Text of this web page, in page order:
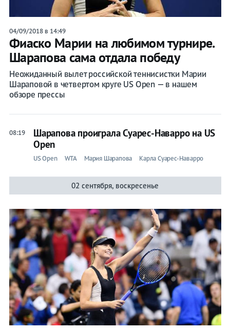
04/09/2018 в 14:49
Фиаско Марии на любимом турнире.
Шарапова сама отдала победу
Неожиданный вылет российской теннисистки Марии
Шараповой в четвертом круге US Open — в нашем
обзоре прессы
08:19
Шарапова проиграла Суарес-Наварро на US
Open
US Open WTA Мария Шарапова Карла Суарес-Наварро
02 сентября, воскресенье
Игры